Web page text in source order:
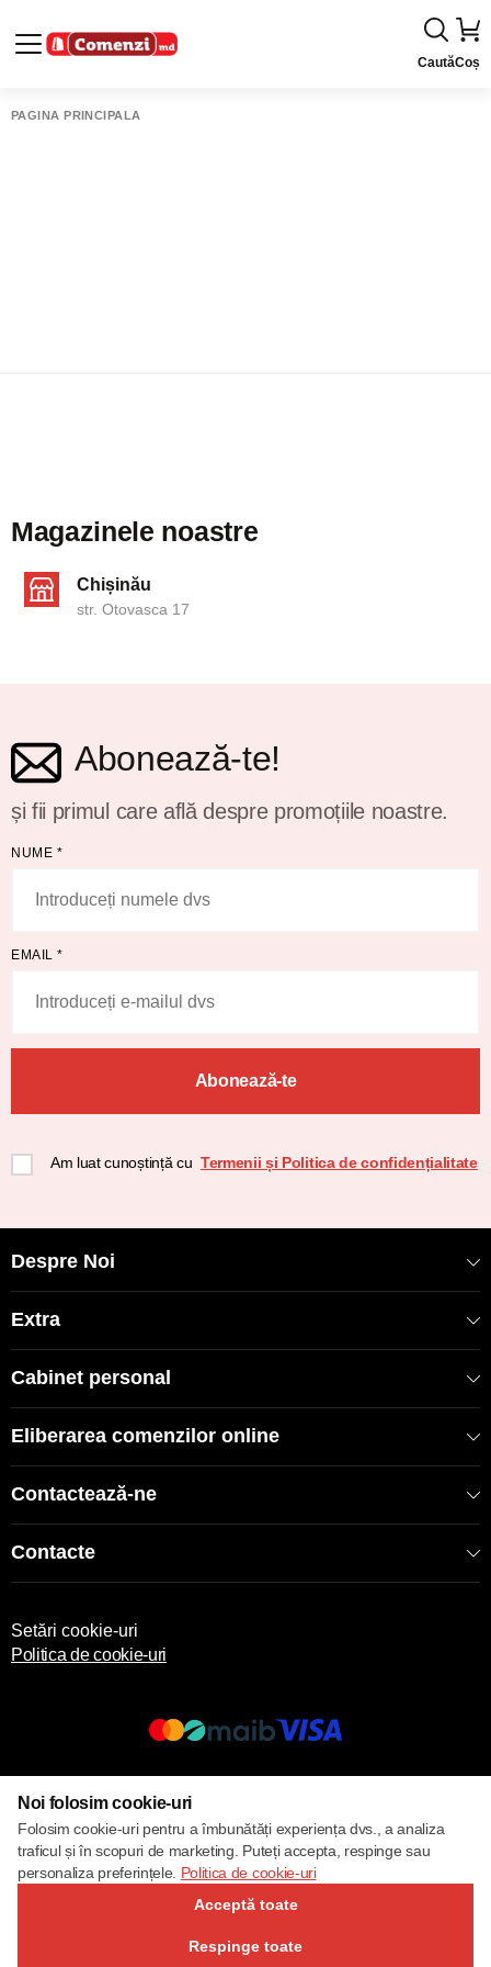
CautăCoș
PAGINA PRINCIPALĂ
Magazinele noastre
Chișinău
str. Otovasca 17
Abonează-te!
și fii primul care află despre promoțiile noastre.
NUME *
EMAIL *
Abonează-te
Am luat cunoștință cu Termenii și Politica de confidențialitate
Despre Noi
Extra
Cabinet personal
Eliberarea comenzilor online
Contactează-ne
Contacte
Setări cookie-uri
Politica de cookie-uri
Noi folosim cookie-uri
Folosim cookie-uri pentru a îmbunătăți experiența dvs., a analiza
traficul și în scopuri de marketing. Puteți accepta, respinge sau
personaliza preferințele. Politica de cookie-uri
Acceptă toate
Respinge toate